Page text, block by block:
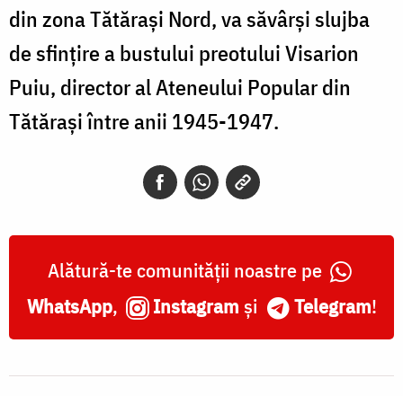
din zona Tătărași Nord, va săvârși slujba
de sfințire a bustului preotului Visarion
Puiu, director al Ateneului Popular din
Tătărași între anii 1945-1947.
Alătură-te comunității noastre pe
WhatsApp, Instagram și Telegram!